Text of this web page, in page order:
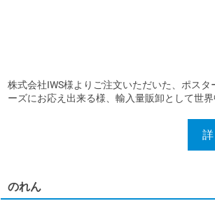
株式会社IWS様よりご注文いただいた、ポス
ーズにお応え出来る様、輸入量販卸として世
のれん